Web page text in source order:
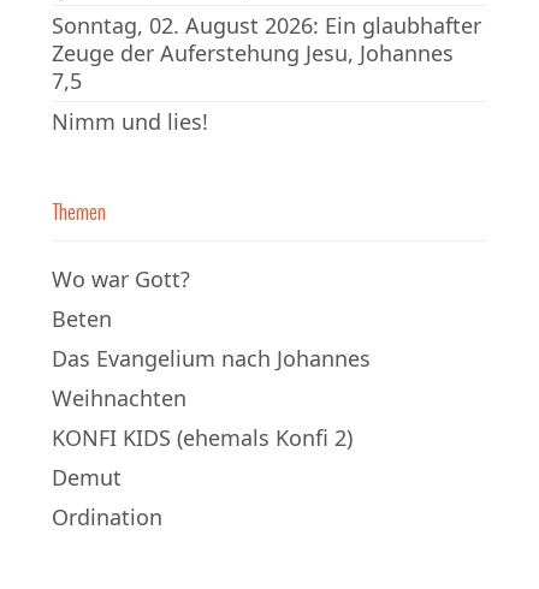
Sonntag, 02. August 2026: Ein glaubhafter
Zeuge der Auferstehung Jesu, Johannes
7,5
Nimm und lies!
Themen
Wo war Gott?
Beten
Das Evangelium nach Johannes
Weihnachten
KONFI KIDS (ehemals Konfi 2)
Demut
Ordination